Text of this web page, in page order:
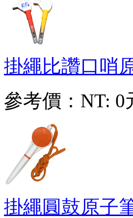
掛繩比讚口哨
參考價： NT: 0
掛繩圓鼓原子